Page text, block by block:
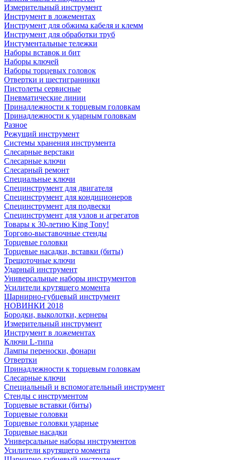
Измерительный инструмент
Инструмент в ложементах
Инструмент для обжима кабеля и клемм
Инструмент для обработки труб
Инстументальные тележки
Наборы вставок и бит
Наборы ключей
Наборы торцевых головок
Отвертки и шестигранники
Пистолеты сервисные
Пневматические линии
Принадлежности к торцевым головкам
Принадлежности к ударным головкам
Разное
Режущий инструмент
Системы хранения инструмента
Слесарные верстаки
Слесарные ключи
Слесарный ремонт
Специальные ключи
Специнструмент для двигателя
Специнструмент для кондиционеров
Специнструмент для подвески
Специнструмент для узлов и агрегатов
Товары к 30-летию King Tony!
Торгово-выставочные стенды
Торцевые головки
Торцевые насадки, вставки (биты)
Трещоточные ключи
Ударный инструмент
Универсальные наборы инструментов
Усилители крутящего момента
Шарнирно-губцевый инструмент
НОВИНКИ 2018
Бородки, выколотки, кернеры
Измерительный инструмент
Инструмент в ложементах
Ключи L-типа
Лампы переноски, фонари
Отвертки
Принадлежности к торцевым головкам
Слесарные ключи
Специальный и вспомогательный инструмент
Стенды с инструментом
Торцевые вставки (биты)
Торцевые головки
Торцевые головки ударные
Торцевые насадки
Универсальные наборы инструментов
Усилители крутящего момента